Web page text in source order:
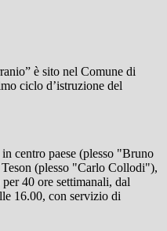
è sito nel Comune di
ciclo d’istruzione del
centro paese (plesso "Bruno
(plesso "Carlo Collodi"),
40 ore settimanali, dal
16.00, con servizio di